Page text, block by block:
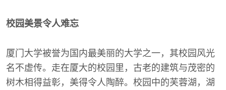
校园美景令人难忘
厦门大学被誉为国内最美丽的大学之一，其校园风光
名不虚传。走在厦大的校园里，古老的建筑与茂密的
树木相得益彰，美得令人陶醉。校园中的芙蓉湖，湖